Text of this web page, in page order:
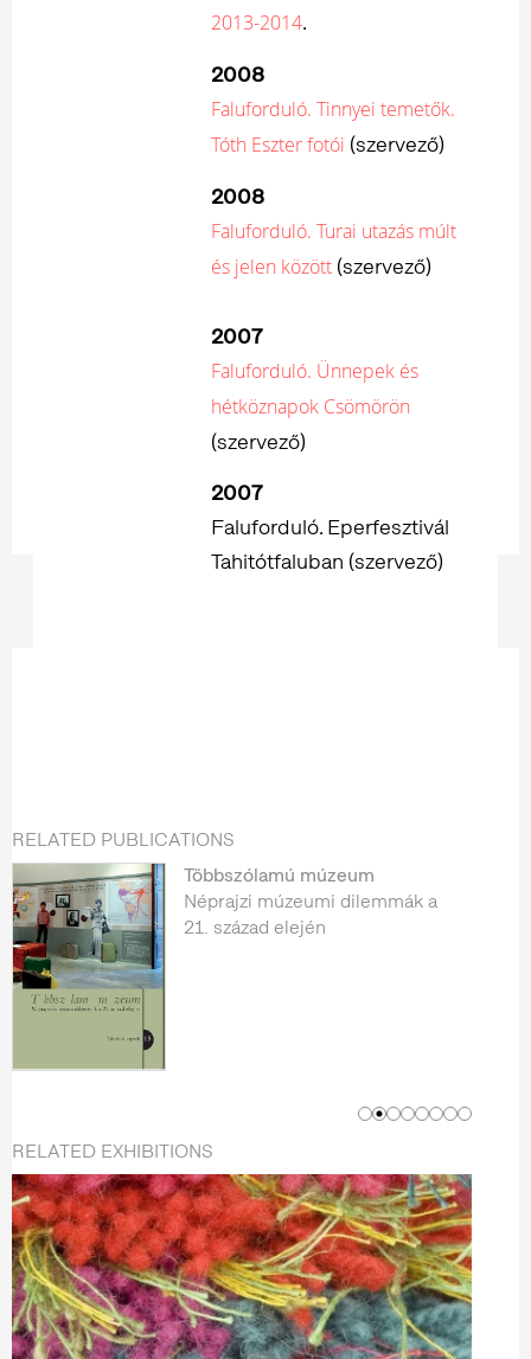
2013-2014.
2008
Faluforduló. Tinnyei temetők.
Tóth Eszter fotói (szervező)
2008
Faluforduló. Turai utazás múlt
és jelen között (szervező)
2007
Faluforduló. Ünnepek és
hétköznapok Csömörön
(szervező)
2007
Faluforduló. Eperfesztivál
Tahitótfaluban (szervező)
RELATED PUBLICATIONS
Többszólamú múzeum
Néprajzi múzeumi dilemmák a
21. század elején
RELATED EXHIBITIONS